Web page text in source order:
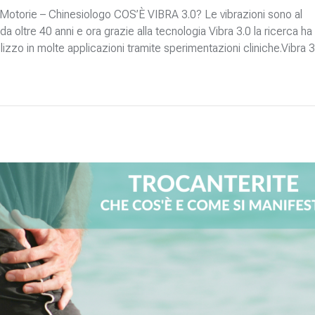
– Chinesiologo COS’È VIBRA 3.0? Le vibrazioni sono al
oltre 40 anni e ora grazie alla tecnologia Vibra 3.0 la ricerca ha
in molte applicazioni tramite sperimentazioni cliniche.Vibra